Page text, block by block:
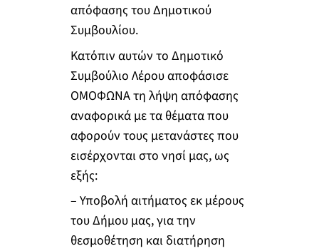
απόφασης του Δημοτικού
Συμβουλίου.
Κατόπιν αυτών το Δημοτικό
Συμβούλιο Λέρου αποφάσισε
ΟΜΟΦΩΝΑ τη λήψη απόφασης
αναφορικά με τα θέματα που
αφορούν τους μετανάστες που
εισέρχονται στο νησί μας, ως
εξής:
– Υποβολή αιτήματος εκ μέρους
του Δήμου μας, για την
θεσμοθέτηση και διατήρηση